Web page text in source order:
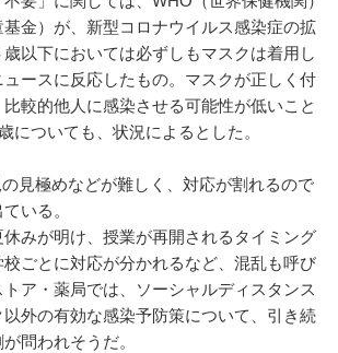
金）が、新型コロナウイルス感染症の拡
以下においては必ずしもマスクは着用し
ースに反応したもの。マスクが正しく付
較的他人に感染させる可能性が低いこと
についても、状況によるとした。
見極めなどが難しく、対応が割れるので
いる。
みが明け、授業が再開されるタイミング
ごとに対応が分かれるなど、混乱も呼び
ア・薬局では、ソーシャルディスタンス
外の有効な感染予防策について、引き続
問われそうだ。